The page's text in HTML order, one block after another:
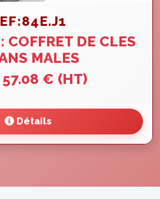
DE CLES
MALES
57.08 € (HT)
Détails